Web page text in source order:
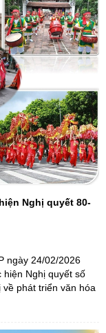
Nghị quyết 80-
ngày 24/02/2026
Nghị quyết số
phát triển văn hóa